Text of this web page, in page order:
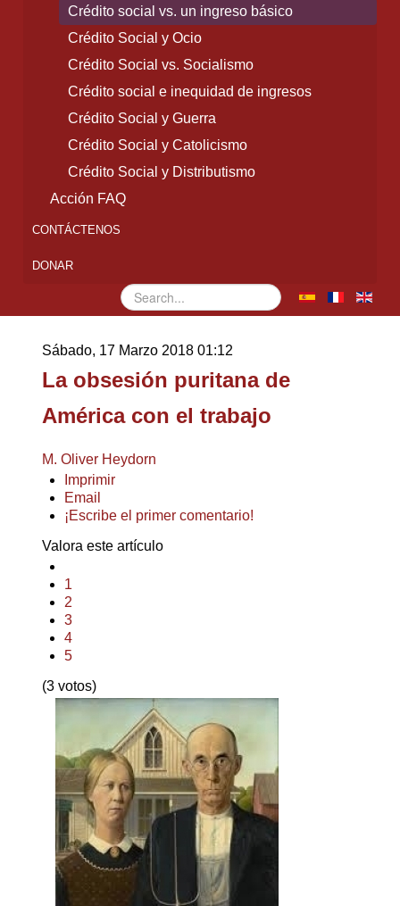
Crédito social vs. un ingreso básico
Crédito Social y Ocio
Crédito Social vs. Socialismo
Crédito social e inequidad de ingresos
Crédito Social y Guerra
Crédito Social y Catolicismo
Crédito Social y Distributismo
Acción FAQ
CONTÁCTENOS
DONAR
Buscar...
Sábado, 17 Marzo 2018 01:12
La obsesión puritana de
América con el trabajo
M. Oliver Heydorn
Imprimir
Email
¡Escribe el primer comentario!
Valora este artículo
1
2
3
4
5
(3 votos)